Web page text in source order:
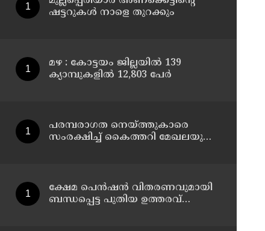
ഷട്ടറുകൾ നാളെ തുറക്കും
മഴ : കോട്ടയം ജില്ലയിൽ 139
ക്യാമ്പുകളിൽ 12,803 പേര്‍
പരമ്പരാഗത നെയ്ത്തുകാരെ
സംരക്ഷിച്ച് കൈത്തറി മേഖലയുടെ
ക്ഷേമ പെൻഷൻ വിതരണവുമായി
ബന്ധപ്പെട്ട പുതിയ ഉത്തരവ്